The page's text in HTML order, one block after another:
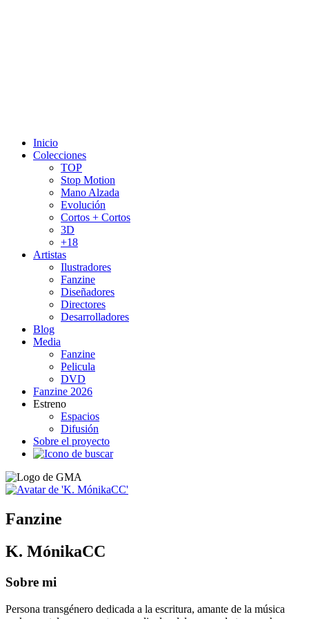
Inicio
Colecciones
TOP
Stop Motion
Mano Alzada
Evolución
Cortos + Cortos
3D
+18
Artistas
Ilustradores
Fanzine
Diseñadores
Directores
Desarrolladores
Blog
Media
Fanzine
Pelicula
DVD
Fanzine 2026
Estreno
Espacios
Difusión
Sobre el proyecto
Fanzine
K. MónikaCC
Sobre mi
Persona transgénero dedicada a la escritura, amante de la música